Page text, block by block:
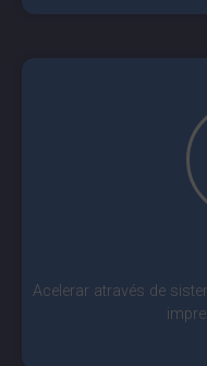
Acelerar através de